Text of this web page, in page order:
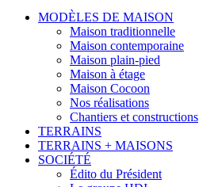
MODÈLES DE MAISON
Maison traditionnelle
Maison contemporaine
Maison plain-pied
Maison à étage
Maison Cocoon
Nos réalisations
Chantiers et constructions
TERRAINS
TERRAINS + MAISONS
SOCIÉTÉ
Édito du Président